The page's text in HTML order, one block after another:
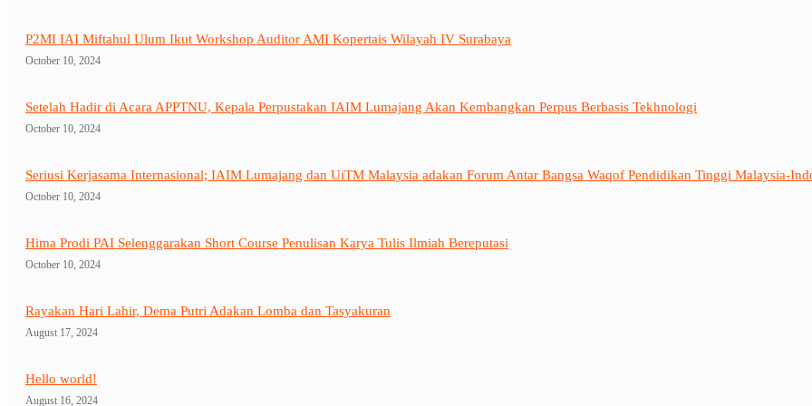
P2MI IAI Miftahul Ulum Ikut Workshop Auditor AMI Kopertais Wilayah IV Surabaya
October 10, 2024
Setelah Hadir di Acara APPTNU, Kepala Perpustakan IAIM Lumajang Akan Kembangkan Perpus Berbasis Tekhnologi
October 10, 2024
Seriusi Kerjasama Internasional; IAIM Lumajang dan UiTM Malaysia adakan Forum Antar Bangsa Waqof Pendidikan Tinggi Malaysia-
October 10, 2024
Hima Prodi PAI Selenggarakan Short Course Penulisan Karya Tulis Ilmiah Bereputasi
October 10, 2024
Rayakan Hari Lahir, Dema Putri Adakan Lomba dan Tasyakuran
August 17, 2024
Hello world!
August 16, 2024